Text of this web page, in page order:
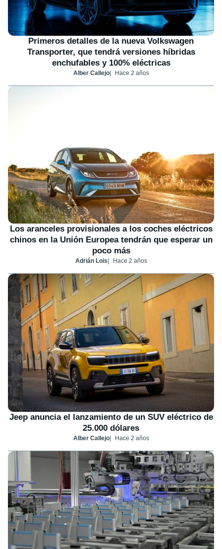
Primeros detalles de la nueva Volkswagen
Transporter, que tendrá versiones híbridas
enchufables y 100% eléctricas
Alber Callejo Hace 2 años
Los aranceles provisionales a los coches eléctricos
chinos en la Unión Europea tendrán que esperar un
poco más
Adrián Lois Hace 2 años
Jeep anuncia el lanzamiento de un SUV eléctrico de
25.000 dólares
Alber Callejo Hace 2 años